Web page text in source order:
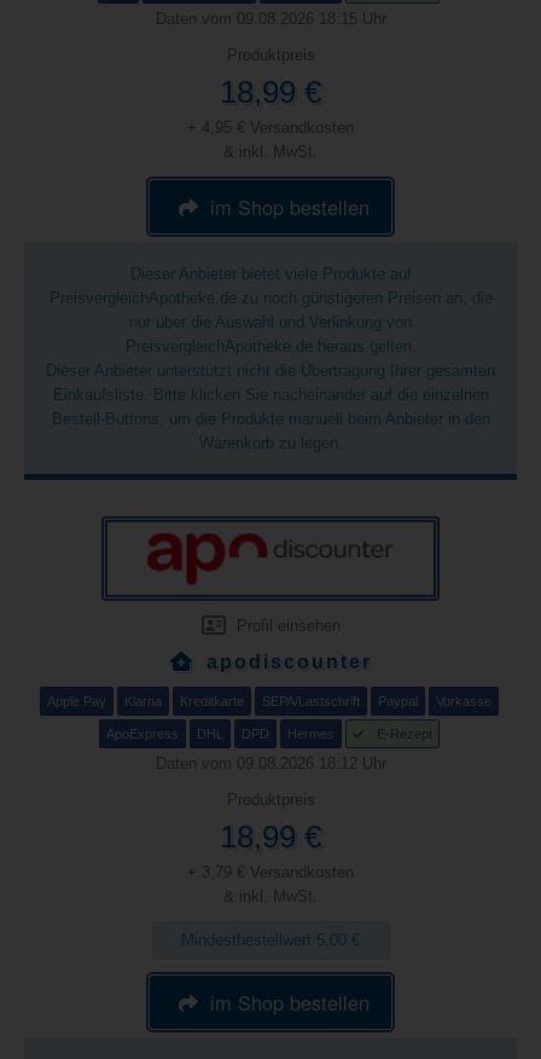
Daten vom 09.08.2026 18:15 Uhr
Produktpreis
18,99 €
+ 4,95 € Versandkosten
& inkl. MwSt.
im Shop bestellen
Dieser Anbieter bietet viele Produkte auf
PreisvergleichApotheke.de zu noch günstigeren Preisen an, die
nur über die Auswahl und Verlinkung von
PreisvergleichApotheke.de heraus gelten.
Dieser Anbieter unterstützt nicht die Übertragung Ihrer gesamten
Einkaufsliste. Bitte klicken Sie nacheinander auf die einzelnen
Bestell-Buttons, um die Produkte manuell beim Anbieter in den
Warenkorb zu legen.
Profil einsehen
apodiscounter
Apple Pay Klarna Kreditkarte SEPA/Lastschrift Paypal Vorkasse
ApoExpress DHL DPD Hermes E-Rezept
Daten vom 09.08.2026 18:12 Uhr
Produktpreis
18,99 €
+ 3,79 € Versandkosten
& inkl. MwSt.
Mindestbestellwert 5,00 €
im Shop bestellen